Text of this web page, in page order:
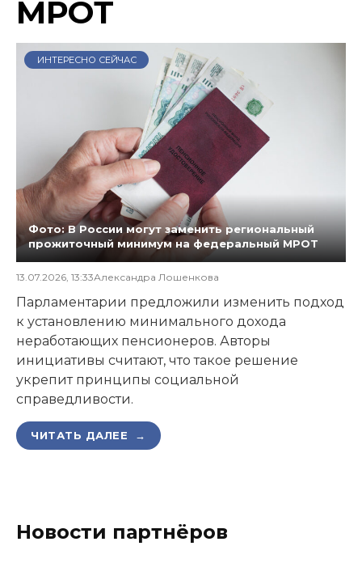
МРОТ
ИНТЕРЕСНО СЕЙЧАС
Фото: В России могут заменить региональный
прожиточный минимум на федеральный МРОТ
13.07.2026, 13:33Александра Лошенкова
Парламентарии предложили изменить подход
к установлению минимального дохода
неработающих пенсионеров. Авторы
инициативы считают, что такое решение
укрепит принципы социальной
справедливости.
ЧИТАТЬ ДАЛЕЕ →
Новости партнёров